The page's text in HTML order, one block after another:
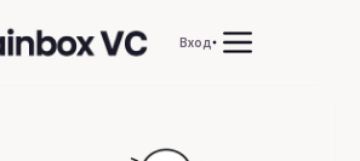
Вход